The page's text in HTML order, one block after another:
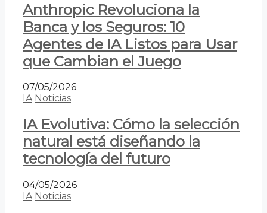
Anthropic Revoluciona la
Banca y los Seguros: 10
Agentes de IA Listos para Usar
que Cambian el Juego
07/05/2026
IA Noticias
IA Evolutiva: Cómo la selección
natural está diseñando la
tecnología del futuro
04/05/2026
IA Noticias